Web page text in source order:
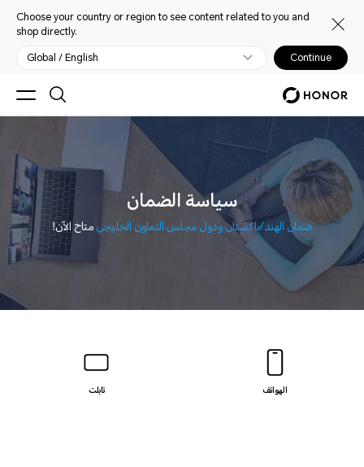
Choose your country or region to see content related to you and
shop directly.
Global / English Continue
سياسة الضمان
ضمان الهند/باكستان ودول مجلس التعاون الخليجيمتاح الآن!
الهواتف تابلت